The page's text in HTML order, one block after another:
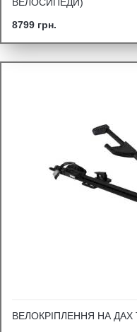
ВЕЛОСИПЕДИ)
8799 грн.
ВЕЛОКРІПЛЕННЯ НА ДАХ